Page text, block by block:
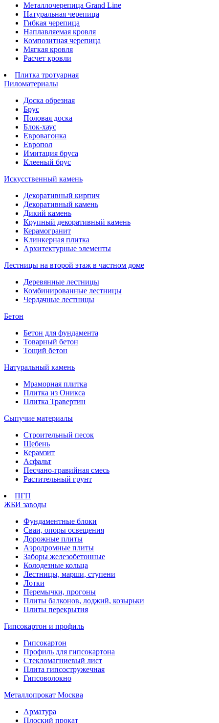
Металлочерепица Grand Line
Натуральная черепица
Гибкая черепица
Наплавляемая кровля
Композитная черепица
Мягкая кровля
Расчет кровли
Плитка тротуарная
Пиломатериалы
Доска обрезная
Брус
Половая доска
Блок-хаус
Евровагонка
Европол
Имитация бруса
Клееный брус
Искусственный камень
Декоративный кирпич
Декоративный камень
Дикий камень
Крупный декоративный камень
Керамогранит
Клинкерная плитка
Архитектурные элементы
Лестницы на второй этаж в частном доме
Деревянные лестницы
Комбинированные лестницы
Чердачные лестницы
Бетон
Бетон для фундамента
Товарный бетон
Тощий бетон
Натуральный камень
Мраморная плитка
Плитка из Оникса
Плитка Травертин
Сыпучие материалы
Строительный песок
Щебень
Керамзит
Асфальт
Песчано-гравийная смесь
Растительный грунт
ПГП
ЖБИ заводы
Фундаментные блоки
Сваи, опоры освещения
Дорожные плиты
Аэродромные плиты
Заборы железобетонные
Колодезные кольца
Лестницы, марши, ступени
Лотки
Перемычки, прогоны
Плиты балконов, лоджий, козырьки
Плиты перекрытия
Гипсокартон и профиль
Гипсокартон
Профиль для гипсокартона
Стекломагниевый лист
Плита гипсостружечная
Гипсоволокно
Металлопрокат Москва
Арматура
Плоский прокат